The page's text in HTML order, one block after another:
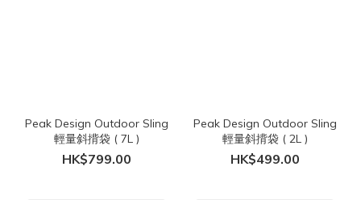
Peak Design Outdoor Sling
輕量斜揹袋 ( 7L )
HK$799.00
Peak Design Outdoor Sling
輕量斜揹袋 ( 2L )
HK$499.00